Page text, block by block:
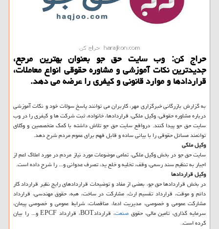
حراج كن: وب سایت حق جو بعنوان بهترین مرجع،
جدیدترین نكات آموزشی و مشاوره حقوقی انواع معاملات،
قراردادها و موارد قانونی و كیفری را عرضه می دهد.
به گزارش بازرگانی خبرگزاری مهر، كاربران می توانند پاسخ سولات خود و نكات آموزشی
درباره مشاوره حقوقی، وكیل ملكی، قراردادها، خانواده، ثبت شركت ها و كیفری را در وب
سایت حق جو پیدا كنند. درواقع سایت حق جو تلاش داشته با كمك متخصصین و وكلای
توانمند مسائل حقوقی را با بیانی ساده و قابل فهم برای عموم مردم شرح دهد.
وكیل ملكی
سایت حق جو در بخش وكیل ملكی، تمامی موضوعات مورد نیاز مردم در مورد املاك اعم از
اجبار به تنظیم سند رسمی، وقف، تخلیه و خلع ید، تصرف عدوانی و... را شرح داده است.
وكیل قراردادها
در بخش قراردادها حق جو، بعضی از مفاد و توضیحات قراردادهای رایج نظیر قرارداد كار
دائم و موقت، قرارداد تقسیم ارث، مشاركت در ساخت، هبه، حقوق مهندسی، قرارداد
مشاركت عمومی و خصوصی، مدیریت ادعا، مناقصات، شرایط عمومی و خصوصی پیمان،
سرمایه گذاری، تامین مالی، حقوقصنعت
، قراردادBOT، قرارداد EPCF و... را بیان
كرده است.